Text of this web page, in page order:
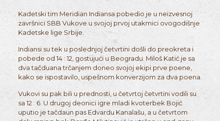
Kadetski tim Meridian Indiansa pobedio je u neizvesnoj
završnici SBB Vukove u svojoj prvoj utakmici ovogodišnje
Kadetske lige Srbije.
Indiansi su tek u poslednjoj četvrtini došli do preokreta i
pobede od 14 : 12, gostujući u Beogradu. Miloš Katić je sa
dva tačduana trčanjem doneo svojoj ekipi prve poene,
kako se ispostavilo, uspešnom konverzijom za dva poena.
Vukovi su pak bili u prednosti, u četvrtoj četvrtini vodili su
sa 12 : 6. U drugoj deonici igre mladi kvoterbek Bojić
uputio je tačdaun pas Edvardu Kanalašu, a u četvrtom